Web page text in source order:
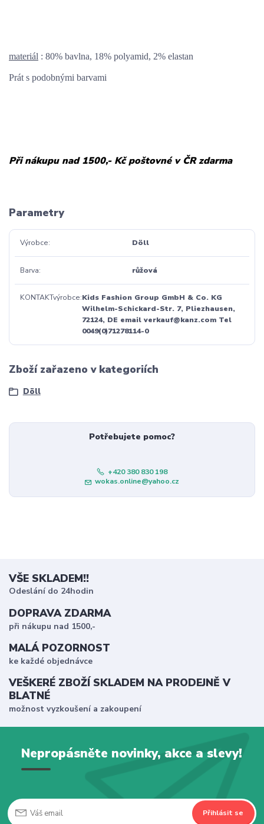
materiál : 80% bavlna, 18% polyamid, 2% elastan
Prát s podobnými barvami
Při nákupu nad 1500,- Kč poštovné v ČR zdarma
Parametry
Výrobce Döll
Barva růžová
KONTAKTvýrobce Kids Fashion Group GmbH & Co. KG
Wilhelm-Schickard-Str. 7, Pliezhausen,
72124, DE email verkauf@kanz.com Tel
0049(0)71278114-0
Zboží zařazeno v kategoriích
Döll
Potřebujete pomoc?
+420 380 830 198
wokas.online@yahoo.cz
VŠE SKLADEM!!
Odeslání do 24hodin
DOPRAVA ZDARMA
při nákupu nad 1500,-
MALÁ POZORNOST
ke každé objednávce
VEŠKERÉ ZBOŽÍ SKLADEM NA PRODEJNĚ V
BLATNÉ
možnost vyzkoušení a zakoupení
Nepropásněte novinky, akce a slevy!
Přihlásit se